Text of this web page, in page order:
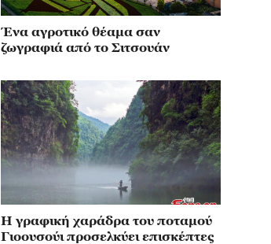
Ένα αγροτικό θέαμα σαν
ζωγραφιά από το Σιτσουάν
Η γραφική χαράδρα του ποταμού
Γιοουσούι προσελκύει επισκέπτες